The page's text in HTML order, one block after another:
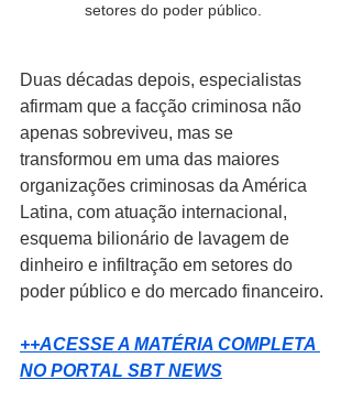
setores do poder público.
Duas décadas depois, especialistas
afirmam que a facção criminosa não
apenas sobreviveu, mas se
transformou em uma das maiores
organizações criminosas da América
Latina, com atuação internacional,
esquema bilionário de lavagem de
dinheiro e infiltração em setores do
poder público e do mercado financeiro.
++ACESSE A MATÉRIA COMPLETA
NO PORTAL SBT NEWS